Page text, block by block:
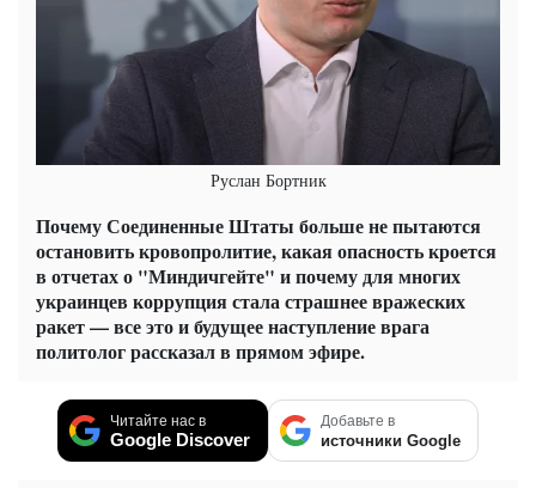
Руслан Бортник
Почему Соединенные Штаты больше не пытаются
остановить кровопролитие, какая опасность кроется
в отчетах о "Миндичгейте" и почему для многих
украинцев коррупция стала страшнее вражеских
ракет — все это и будущее наступление врага
политолог рассказал в прямом эфире.
Читайте нас в
Google Discover
Добавьте в
источники Google